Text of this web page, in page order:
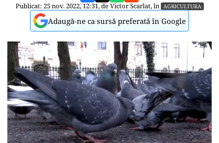
Publicat: 25 nov. 2022, 12:31, deVictor Scarlat, în AGRICULTURA
Adaugă-ne ca sursă preferată în Google